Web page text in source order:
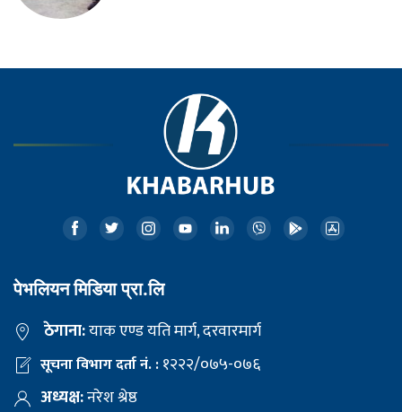
पेभलियन मिडिया प्रा.लि
ठेगाना:याक एण्ड यति मार्ग, दरवारमार्ग
सूचना विभाग दर्ता नं. :१२२२/०७५-०७६
अध्यक्ष:नरेश श्रेष्ठ